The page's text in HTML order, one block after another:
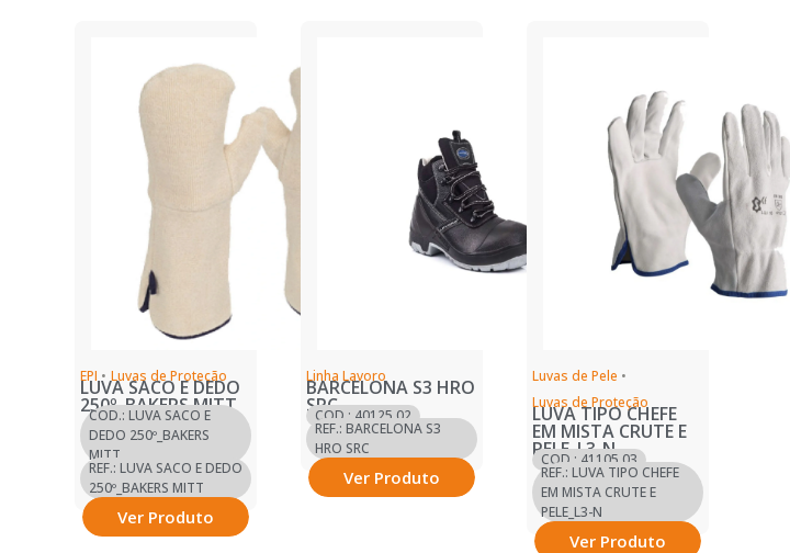
EPI • Luvas de Proteção
LUVA SACO E DEDO
250º_BAKERS MITT
COD.: LUVA SACO E
DEDO 250º_BAKERS
MITT
REF.: LUVA SACO E DEDO
250º_BAKERS MITT
Ver Produto
Linha Lavoro
BARCELONA S3 HRO
SRC
COD.: 40125.02
REF.: BARCELONA S3
HRO SRC
Ver Produto
Luvas de Pele •
Luvas de Proteção
LUVA TIPO CHEFE
EM MISTA CRUTE E
PELE_L3-N
COD.: 41105.03
REF.: LUVA TIPO CHEFE
EM MISTA CRUTE E
PELE_L3-N
Ver Produto